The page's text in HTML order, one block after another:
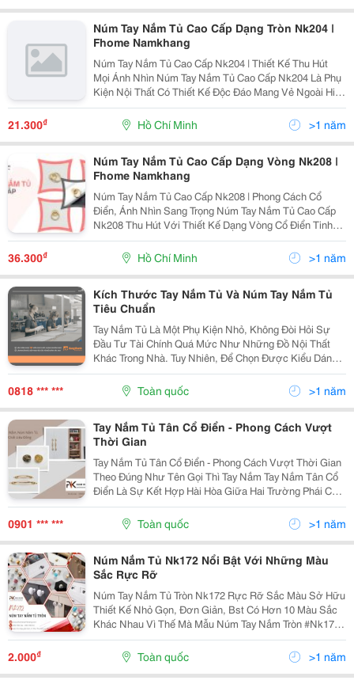
Núm Tay Nắm Tủ Cao Cấp Dạng Tròn Nk204 |
Fhome Namkhang
Núm Tay Nắm Tủ Cao Cấp Nk204 | Thiết Kế Thu Hút
Mọi Ánh Nhìn Núm Tay Nắm Tủ Cao Cấp Nk204 Là Phụ
Kiện Nội Thất Có Thiết Kế Độc Đáo Mang Vẻ Ngoài Hiện
Đại Là Tay Nắm Dạng Núm Tròn Có Khuôn Dẹp, Các
Góc Cạnh Được Xử Lý Bo Tròn Mềm Mại Tạo Thêm...
21.300₫ Hồ Chí Minh >1 năm
Núm Tay Nắm Tủ Cao Cấp Dạng Vòng Nk208 |
Fhome Namkhang
Núm Tay Nắm Tủ Cao Cấp Nk208 | Phong Cách Cổ
Điển, Ánh Nhìn Sang Trọng Núm Tay Nắm Tủ Cao Cấp
Nk208 Thu Hút Với Thiết Kế Dạng Vòng Cổ Điển Tinh
Xảo Kết Hợp Với Màu Vàng Tinh Tế, Tạo Nên Sự Đổi
Mới Tối Đa Và Nâng Cao Tính Tổng Thể Cho Không
36.300₫ Hồ Chí Minh >1 năm
Kích Thước Tay Nắm Tủ Và Núm Tay Nắm Tủ
Tiêu Chuẩn
Tay Nắm Tủ Là Một Phụ Kiện Nhỏ, Không Đòi Hỏi Sự
Đầu Tư Tài Chính Quá Mức Như Những Đồ Nội Thất
Khác Trong Nhà. Tuy Nhiên, Để Chọn Được Kiểu Dáng
Và Kích Thước Tay Nắm Tủ Phù Hợp, Vừa Đáp Ứng
Việc Đóng Mở Cửa Tủ Thuận Tiện, Vừa Góp Phần Làm
Đẹp Không...
0818 *** *** Toàn quốc >1 năm
Tay Nắm Tủ Tân Cổ Điển - Phong Cách Vượt
Thời Gian
Tay Nắm Tủ Tân Cổ Điển - Phong Cách Vượt Thời Gian
Theo Đúng Như Tên Gọi Thì Tay Nắm Tay Nắm Tân Cổ
Điển Là Sự Kết Hợp Hài Hòa Giữa Hai Trường Phái Cổ
Điển Và Hiện Đại Mang Đến Nét Đẹp Tinh Tế Đầy Sự
Kiêu Kì , Tuy Không Quá Phô Trương, Nhưng Đủ Bất...
0901 *** *** Toàn quốc >1 năm
Núm Nắm Tủ Nk172 Nổi Bật Với Những Màu
Sắc Rực Rỡ
Núm Tay Nắm Tủ Tròn Nk172 Rực Rỡ Sắc Màu Sở Hữu
Thiết Kế Nhỏ Gọn, Đơn Giản, Bst Có Hơn 10 Màu Sắc
Khác Nhau Vì Thế Mà Mẫu Núm Tay Nắm Tròn #Nk172
Luôn Nàm Trong Top Các Mẫu Được Ưu Chuộn Nhất.
....................................................
2.000₫ Toàn quốc >1 năm